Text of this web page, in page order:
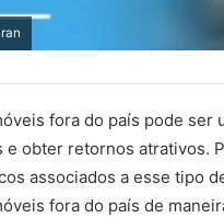
fora do país pode ser
e obter retornos atrativos.
associados a esse tipo
fora do país de